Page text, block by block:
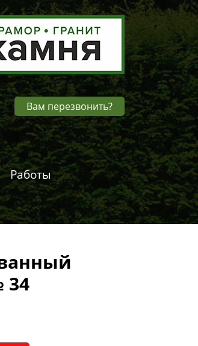
Вам перезвонить?
Работы
34